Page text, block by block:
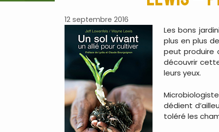
12 septembre 2016
Les bons
plus en plus
peut produire
découvrir
leurs yeux.
dédient
toléré les